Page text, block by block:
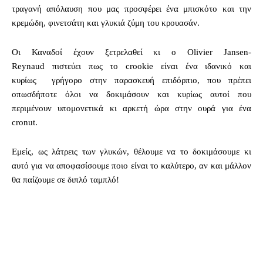
τραγανή απόλαυση που μας προσφέρει ένα μπισκότο και την
κρεμώδη, φινετσάτη και γλυκιά ζύμη του κρουασάν.
Οι Καναδοί έχουν ξετρελαθεί κι ο Olivier Jansen-
Reynaud πιστεύει πως το crookie είναι ένα ιδανικό και
κυρίως γρήγορο στην παρασκευή επιδόρπιο, που πρέπει
οπωσδήποτε όλοι να δοκιμάσουν και κυρίως αυτοί που
περιμένουν υπομονετικά κι αρκετή ώρα στην ουρά για ένα
cronut.
Εμείς, ως λάτρεις των γλυκών, θέλουμε να το δοκιμάσουμε κι
αυτό για να αποφασίσουμε ποιο είναι το καλύτερο, αν και μάλλον
θα παίζουμε σε διπλό ταμπλό!